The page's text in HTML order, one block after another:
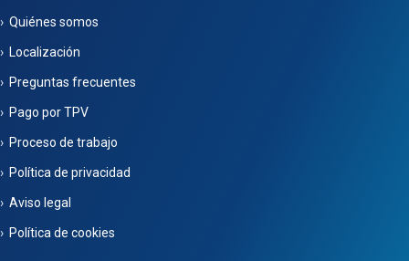
Quiénes somos
Localización
Preguntas frecuentes
Pago por TPV
Proceso de trabajo
Política de privacidad
Aviso legal
Política de cookies